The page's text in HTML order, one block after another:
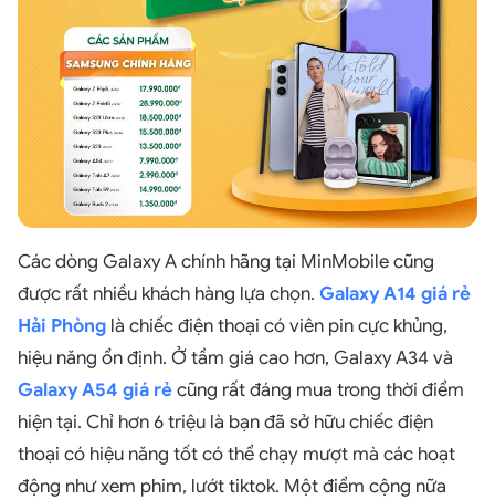
Các dòng Galaxy A chính hãng tại MinMobile cũng
được rất nhiều khách hàng lựa chọn. Galaxy A14 giá rẻ
Hải Phòng là chiếc điện thoại có viên pin cực khủng,
hiệu năng ổn định. Ở tầm giá cao hơn, Galaxy A34 và
Galaxy A54 giá rẻcũng rất đáng mua trong thời điểm
hiện tại. Chỉ hơn 6 triệu là bạn đã sở hữu chiếc điện
thoại có hiệu năng tốt có thể chạy mượt mà các hoạt
động như xem phim, lướt tiktok. Một điểm cộng nữa